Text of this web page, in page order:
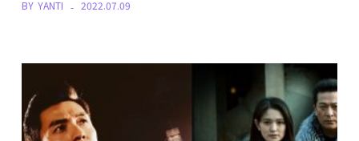
BY YANTI 2022.07.09